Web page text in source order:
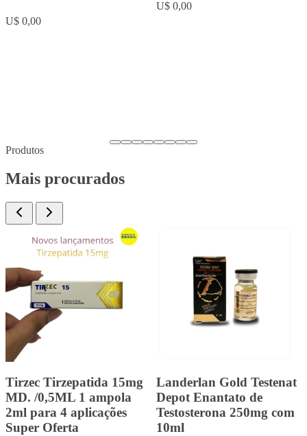
U$ 0,00
U$ 0,00
Produtos
Mais procurados
Lipoless Baby
Tirzepatida 15mg MD.
Super Oferta /0,6ML 1
ampola 2,4ml para 4
Landerlan Gold
Durateston com 10ml
U$ 20,00